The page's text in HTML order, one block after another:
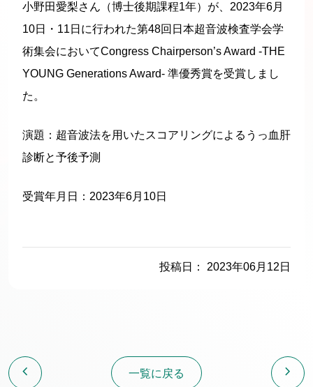
小野田愛梨さん（博士後期課程1年）が、2023年6月
10日・11日に行われた第48回日本超音波検査学会学
術集会においてCongress Chairperson’s Award -THE
YOUNG Generations Award- 準優秀賞を受賞しまし
た。
演題：超音波法を用いたスコアリングによるうっ血肝
診断と予後予測
受賞年月日：2023年6月10日
投稿日： 2023年06月12日
chevron_left 一覧に戻る chevron_right